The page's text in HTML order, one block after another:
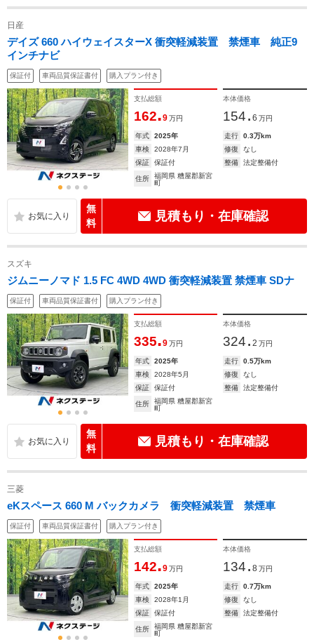
日産
デイズ 660 ハイウェイスターX 衝突軽減装置 禁煙車 純正9
インチナビ
保証付 車両品質保証書付 購入プラン付き
支払総額
162.9 万円
本体価格
154. 6 万円
年式 2025年 走行
0.3万km
車検
2028年7月 修復
なし
保証
保証付 整備 法定整備付
住所
福岡県 糟屋郡新宮
町
無
料
見積もり・在庫確認
スズキ
ジムニーノマド 1.5 FC 4WD 4WD 衝突軽減装置 禁煙車 SDナ
保証付 車両品質保証書付 購入プラン付き
支払総額
335.9 万円
本体価格
324. 2 万円
年式 2025年 走行
0.5万km
車検
2028年5月 修復
なし
保証
保証付 整備 法定整備付
住所
福岡県 糟屋郡新宮
町
無
料
見積もり・在庫確認
三菱
eKスペース 660 M バックカメラ 衝突軽減装置 禁煙車
保証付 車両品質保証書付 購入プラン付き
支払総額
142.9 万円
本体価格
134. 8 万円
年式 2025年 走行
0.7万km
車検
2028年1月 修復
なし
保証
保証付 整備 法定整備付
住所
福岡県 糟屋郡新宮
町